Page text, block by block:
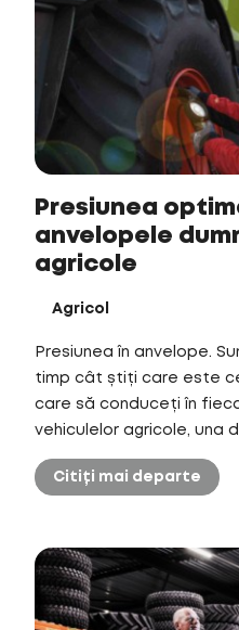
Presiunea
anvelopele
agricole
Agricol
Presiunea în anvelope.
timp cât știți care este
care să conduceți în
vehiculelor agricole, una
Citiți mai departe